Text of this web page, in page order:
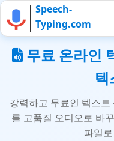
Speech-
Typing.com
무료 온라인
강력하고 무료인 텍스
를 고품질 오디오로 바
파일